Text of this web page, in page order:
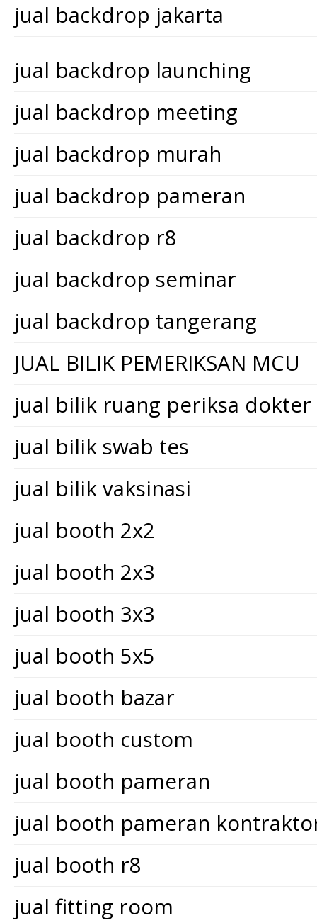
jual backdrop jakarta
jual backdrop launching
jual backdrop meeting
jual backdrop murah
jual backdrop pameran
jual backdrop r8
jual backdrop seminar
jual backdrop tangerang
JUAL BILIK PEMERIKSAN MCU
jual bilik ruang periksa dokter
jual bilik swab tes
jual bilik vaksinasi
jual booth 2x2
jual booth 2x3
jual booth 3x3
jual booth 5x5
jual booth bazar
jual booth custom
jual booth pameran
jual booth pameran
jual booth r8
jual fitting room